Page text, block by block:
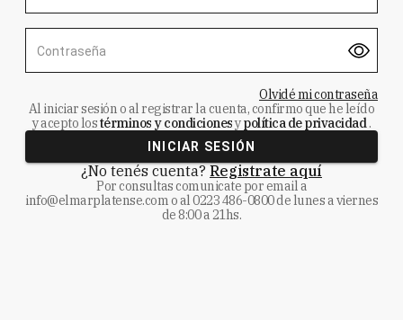
Contraseña
Olvidé mi contraseña
Al iniciar sesión o al registrar la cuenta, confirmo que he leído
y acepto lostérminos y condicionesypolítica de privacidad.
INICIAR SESIÓN
¿No tenés cuenta? Registrate aquí
Por consultas comunicate por email a
info@elmarplatense.como al0223 486-0800de lunes a viernes
de 8:00 a 21hs.